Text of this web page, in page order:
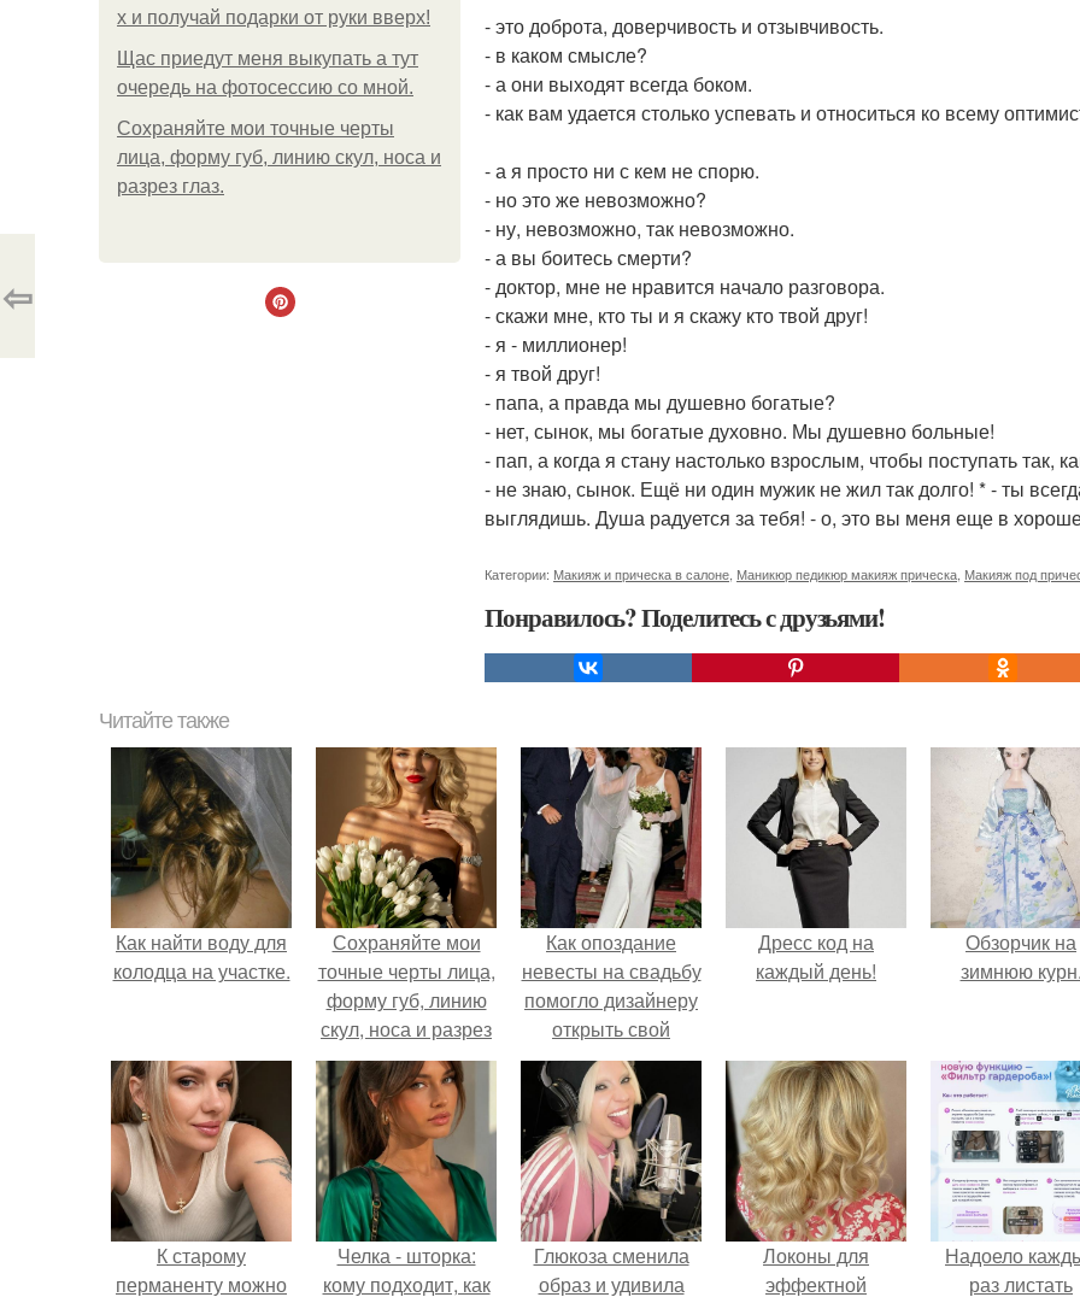
х и получай подарки от руки вверх!
Щас приедут меня выкупать а тут
очередь на фотосессию со мной.
Сохраняйте мои точные черты
лица, форму губ, линию скул, носа и
разрез глаз.
- это доброта, доверчивость и отзывчивость.
- в каком смысле?
- а они выходят всегда боком.
- как вам удается столько успевать и относиться ко всему
- а я просто ни с кем не спорю.
- но это же невозможно?
- ну, невозможно, так невозможно.
- а вы боитесь смерти?
- доктор, мне не нравится начало разговора.
- скажи мне, кто ты и я скажу кто твой друг!
- я - миллионер!
- я твой друг!
- папа, а правда мы душевно богатые?
- нет, сынок, мы богатые духовно. Мы душевно больные!
- пап, а когда я стану настолько взрослым, чтобы поступать так,
- не знаю, сынок. Ещё ни один мужик не жил так долго! * - ты
выглядишь. Душа радуется за тебя! - о, это вы меня еще в
Категории: Макияж и прическа в салоне Маникюр педикюр макияж прическа Макияж под
Понравилось? Поделитесь с друзьями!
⇦
Читайте также
Как найти воду для
колодца на участке.
Сохраняйте мои
точные черты лица,
форму губ, линию
скул, носа и разрез
глаз.
Как опоздание
невесты на свадьбу
помогло дизайнеру
открыть свой
бренд.
Дресс код на
каждый день!
Обзорчик на
зимнюю курн.
К старому
перманенту можно
Челка - шторка:
кому подходит, как
Глюкоза сменила
образ и удивила
Локоны для
эффектной
Надоело
раз листать